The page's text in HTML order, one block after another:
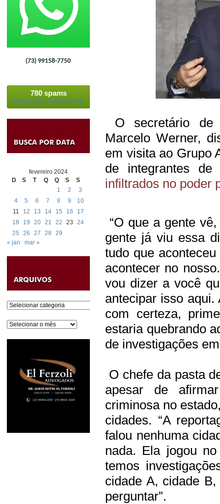
(73) 99158-7750
780 spams
bloqueados pelo Akismet
fevereiro 2024
D
S T Q Q S
S
1
2
3
4
5 6 7 8 9
10
11
12 13 14 15 16
17
18
19 20 21 22 23
24
25
26 27 28
29
« jan
mar »
Categorias
Arquivos
O secretário de
Marcelo Werner,
em visita ao Grupo
de integrantes de
infiltrados no poder
“O que a gente
gente já viu essa
tudo que
acontecer no
vou dizer a você
antecipar isso
com certeza,
estaria quebrando
de investigações
O chefe da pasta
apesar de
criminosa no
cidades. “A
falou nenhuma
nada. Ela jogou
temos
cidade A, cidade
perguntar”.